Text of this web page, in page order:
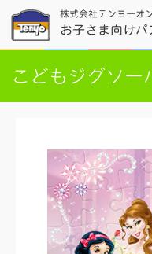
株式会社テンヨーオ
お子さま向けパ
こどもジグソー